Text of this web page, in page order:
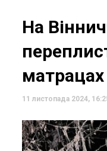
На
матрацах
11 листопада 2024,